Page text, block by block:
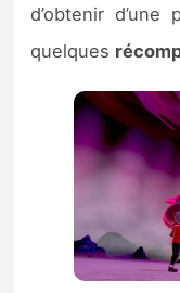
d’obtenir
quelques